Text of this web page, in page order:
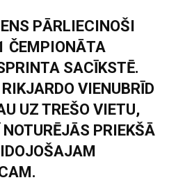
PĀRLIECINOŠI
ČEMPIONĀTA
SACĪKSTĒ.
VIENUBRĪD
UZ TREŠO VIETU,
PRIEKŠĀ